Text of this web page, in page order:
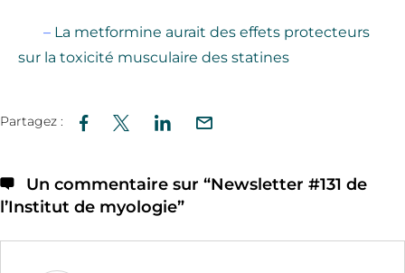
– La metformine aurait des effets protecteurs
sur la toxicité musculaire des statines
Partagez :
Un commentaire sur “Newsletter #131 de
l’Institut de myologie”